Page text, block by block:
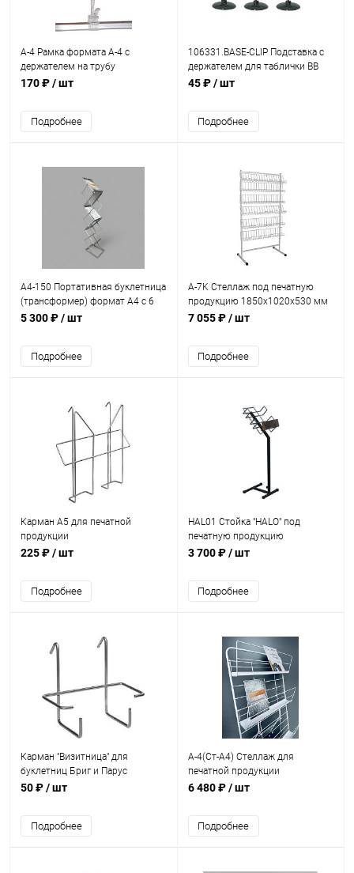
А-4 Рамка формата А-4 с
держателем на трубу
170 ₽/ шт
Подробнее
106331.BASE-CLIP Подставка с
держателем для таблички BB
45 ₽/ шт
Подробнее
A4-150 Портативная буклетница
(трансформер) формат A4 с 6
карманами
5 300 ₽/ шт
Подробнее
A-7K Стеллаж под печатную
продукцию 1850х1020х530 мм
7 055 ₽/ шт
Подробнее
Карман А5 для печатной
продукции
225 ₽/ шт
Подробнее
HAL01 Стойка "HALO" под
печатную продукцию
3 700 ₽/ шт
Подробнее
Карман "Визитница" для
буклетниц Бриг и Парус
50 ₽/ шт
Подробнее
А-4(Ст-А4) Стеллаж для
печатной продукции
6 480 ₽/ шт
Подробнее